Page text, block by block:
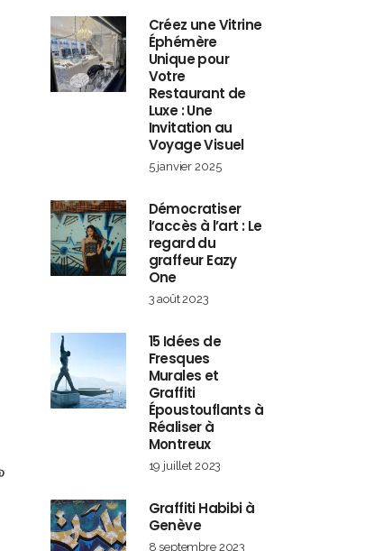
Créez une Vitrine
Éphémère
Unique pour
Votre
Restaurant de
Luxe : Une
Invitation au
Voyage Visuel
5 janvier 2025
Démocratiser
l’accès à l’art : Le
regard du
graffeur Eazy
One
3 août 2023
15 Idées de
Fresques
Murales et
Graffiti
Époustouflants à
Réaliser à
Montreux
19 juillet 2023
Graffiti Habibi à
Genève
8 septembre 2023